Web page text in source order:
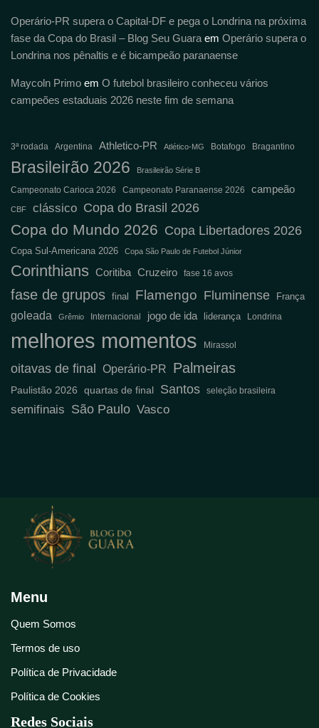
Operário-PR supera o Capital-DF e pega o Londrina na próxima
fase da Copa do Brasil – Blog Seu Guara em Operário supera o
Londrina nos pênaltis e é bicampeão paranaense
Maycoln Primo em O futebol brasileiro conheceu vários
campeões estaduais 2026 neste fim de semana
3ª rodada Argentina Athletico-PR Atlético-MG Botafogo Bragantino
Brasileirão 2026 Brasileirão Série B
Campeonato Carioca 2026 Campeonato Paranaense 2026 campeão
CBF clássico Copa do Brasil 2026
Copa do Mundo 2026 Copa Libertadores 2026
Copa Sul-Americana 2026 Copa São Paulo de Futebol Júnior
Corinthians Coritiba Cruzeiro fase 16 avos
fase de grupos final Flamengo Fluminense França
goleada Grêmio Internacional jogo de ida liderança Londrina
melhores momentos Mirassol
oitavas de final Operário-PR Palmeiras
Paulistão 2026 quartas de final Santos seleção brasileira
semifinais São Paulo Vasco
Menu
Quem Somos
Termos de uso
Política de Privacidade
Política de Cookies
Redes Sociais